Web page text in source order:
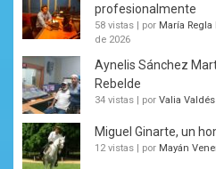
profesionalmente
58 vistas | por María Regla
de 2026
Aynelis Sánchez
Rebelde
34 vistas | por Valia Valdés
Miguel Ginarte, un
12 vistas | por Mayán